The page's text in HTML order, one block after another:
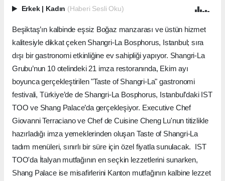
Erkek Kadın (Haberi Sesli Oku)
Beşiktaş’ın kalbinde eşsiz Boğaz manzarası ve üstün hizmet
kalitesiyle dikkat çeken Shangri-La Bosphorus, Istanbul; sıra
dışı bir gastronomi etkinliğine ev sahipliği yapıyor. Shangri-La
Grubu’nun 10 otelindeki 21 imza restoranında, Ekim ayı
boyunca gerçekleştirilen "Taste of Shangri-La" gastronomi
festivali, Türkiye’de de Shangri-La Bosphorus, Istanbul’daki IST
TOO ve Shang Palace’da gerçekleşiyor. Executive Chef
Giovanni Terraciano ve Chef de Cuisine Cheng Lu'nun titizlikle
hazırladığı imza yemeklerinden oluşan Taste of Shangri-La
tadım menüleri, sınırlı bir süre için özel fiyatla sunulacak. IST
TOO'da İtalyan mutfağının en seçkin lezzetlerini sunarken,
Shang Palace ise misafirlerini Kanton mutfağının kalbine lezzet